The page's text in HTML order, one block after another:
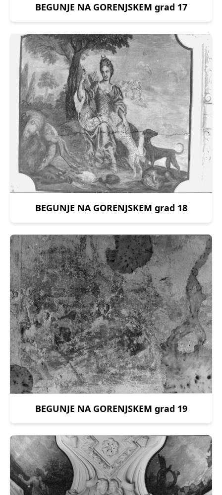
BEGUNJE NA GORENJSKEM grad 17
BEGUNJE NA GORENJSKEM grad 18
BEGUNJE NA GORENJSKEM grad 19